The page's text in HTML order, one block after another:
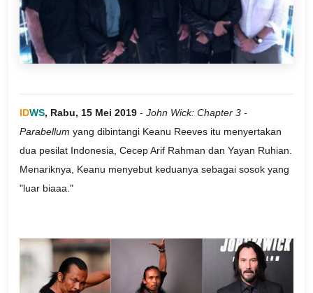
IDWS, Rabu, 15 Mei 2019 - John Wick: Chapter 3 -
Parabellum yang dibintangi Keanu Reeves itu menyertakan
dua pesilat Indonesia, Cecep Arif Rahman dan Yayan Ruhian.
Menariknya, Keanu menyebut keduanya sebagai sosok yang
"luar biaaa."